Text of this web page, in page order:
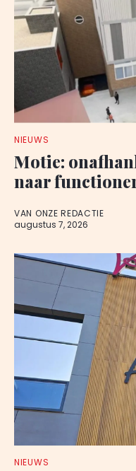
NIEUWS
Motie:
naar
VAN ONZE REDACTIE
augustus 7, 2026
NIEUWS